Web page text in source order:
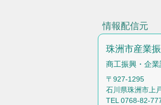
情報配信元
珠洲市産業
商工振興・企
〒927-1295
石川県珠洲市上
TEL 0768-82-